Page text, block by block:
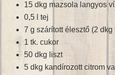
15 dkg mazsola langyos
0,5 l tej
7 g szárított élesztő (2
1 tk. cukor
50 dkg liszt
5 dkg kandírozott citrom